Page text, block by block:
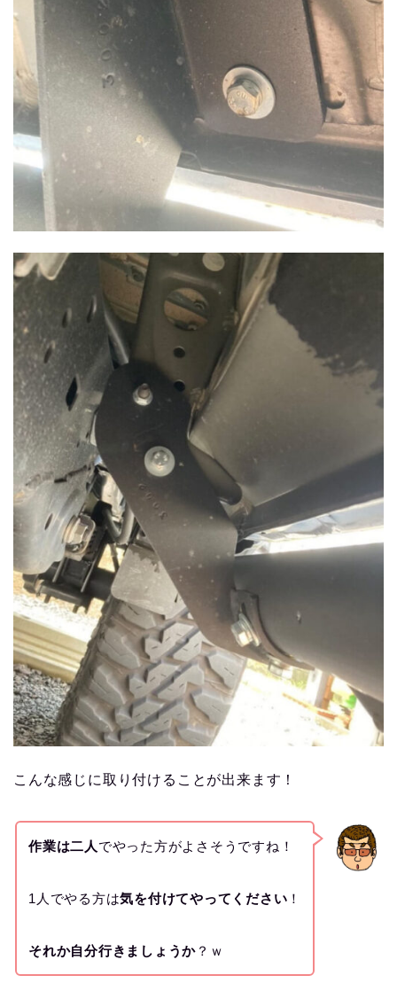
こんな感じに取り付けることが出来ます！
作業は二人 でやった方がよさそうですね！
1人でやる方は気を付けてやってください ！
それか自分行きましょうか ？ｗ